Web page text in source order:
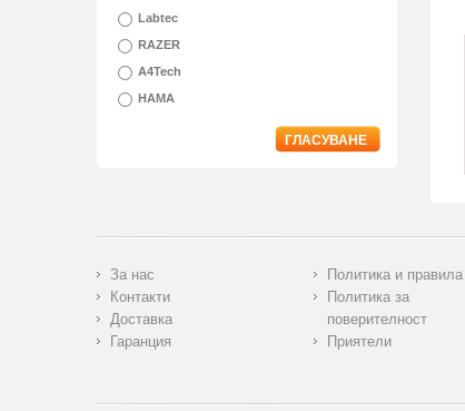
Labtec
RAZER
A4Tech
HAMA
ГЛАСУВАНЕ
За нас
Контакти
Доставка
Гаранция
Политика и правила
Политика за
поверителност
Приятели